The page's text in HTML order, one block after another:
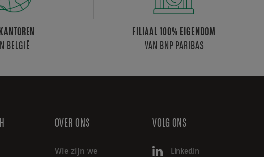
BELGIË
FILIAAL 100% EIGENDOM
VAN BNP PARIBAS
OVER ONS
Wie zijn we
VOLG ONS
Linkedin